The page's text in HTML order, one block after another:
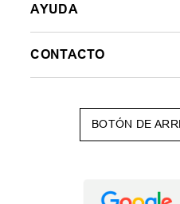
AYUDA
CONTACTO
BOTÓN DE